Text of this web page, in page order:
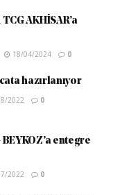
AKHİSAR’a
18/04/2024 0
hazırlanıyor
2022 0
entegre
2022 0